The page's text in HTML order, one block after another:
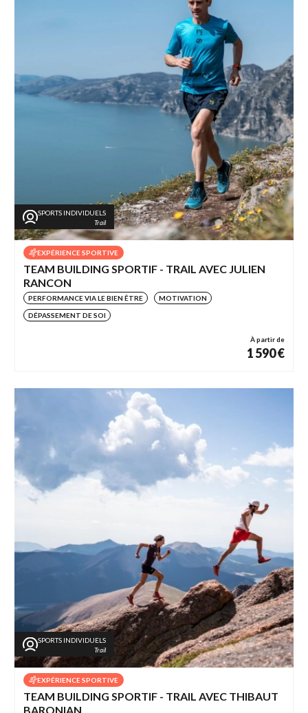
SPORTS INDIVIDUELS
Trail
EXPÉRIENCE SPORTIVE
TEAM BUILDING SPORTIF - TRAIL AVEC JULIEN
RANCON
PERFORMANCE VIA LE BIEN ÊTRE MOTIVATION
DÉPASSEMENT DE SOI
À partir de
1 590 €
SPORTS INDIVIDUELS
Trail
EXPÉRIENCE SPORTIVE
TEAM BUILDING SPORTIF - TRAIL AVEC THIBAUT
BARONIAN